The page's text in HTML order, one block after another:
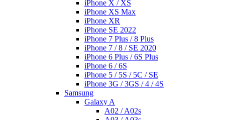
iPhone X / XS
iPhone XS Max
iPhone XR
iPhone SE 2022
iPhone 7 Plus / 8 Plus
iPhone 7 / 8 / SE 2020
iPhone 6 Plus / 6S Plus
iPhone 6 / 6S
iPhone 5 / 5S / 5C / SE
iPhone 3G / 3GS / 4 / 4S
Samsung
Galaxy A
A02 / A02s